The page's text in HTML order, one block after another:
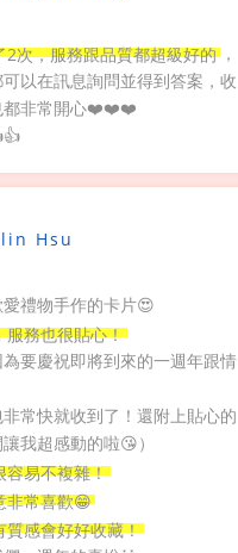
2次，服務跟品質都超級好的，
以在訊息詢問並得到答案，收
都非常開心❤️❤️❤️
Hsu
禮物手作的卡片😍
服務也很貼心！
要慶祝即將到來的一週年跟情
常快就收到了！還附上貼心的
我超感動的啦😘）
容易不複雜！
非常喜歡😁
質感會好好收藏！